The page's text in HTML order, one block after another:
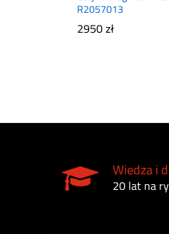
R2057013
2950zł
Wiedza i
20 lat na